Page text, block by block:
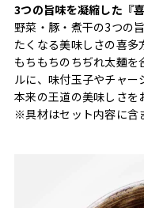
3つの旨味を凝縮した『
野菜・豚・煮干の3つの
たくなる美味しさの喜多
もちもちのちぢれ太麺
ルに、味付玉子やチャ
本来の王道の美味しさを
※具材はセット内容に含